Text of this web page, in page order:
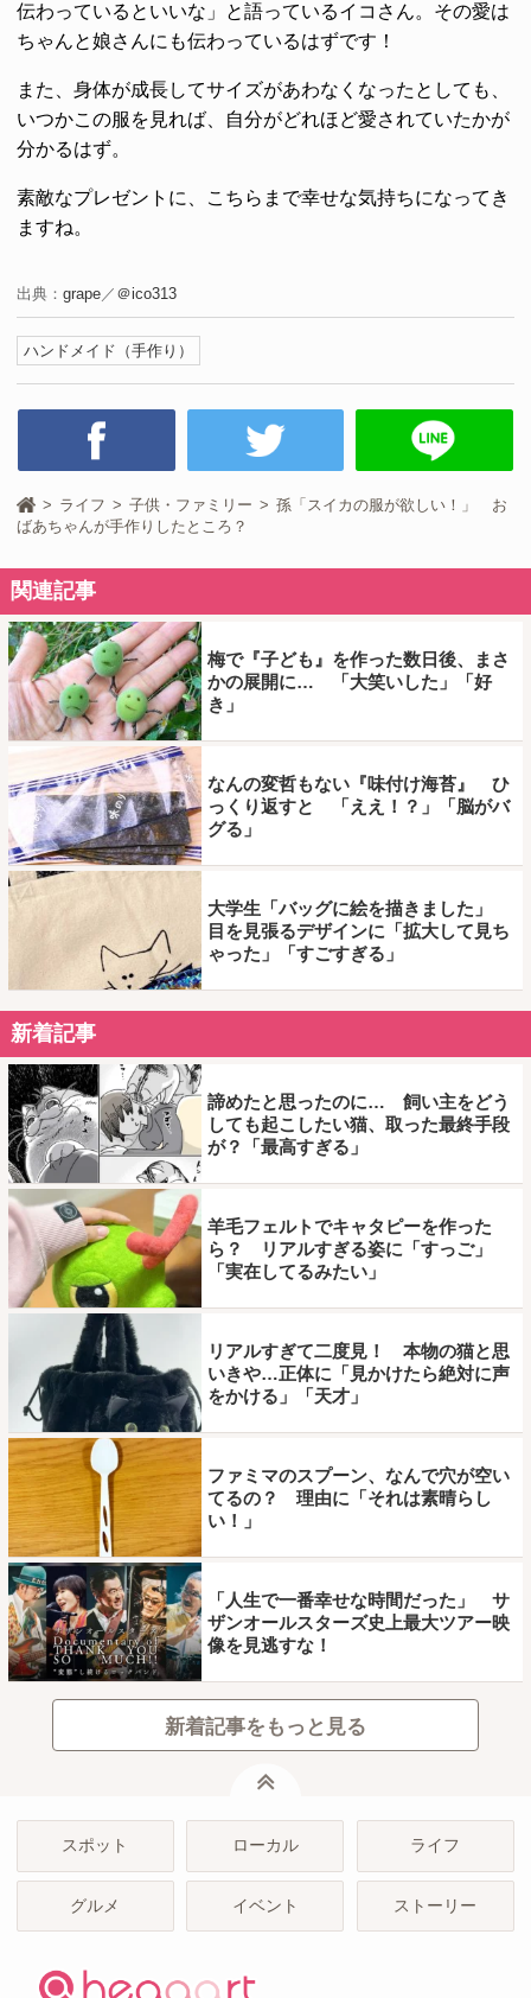
伝わっているといいな」と語っているイコさん。その愛は
ちゃんと娘さんにも伝わっているはずです！
また、身体が成長してサイズがあわなくなったとしても、
いつかこの服を見れば、自分がどれほど愛されていたかが
分かるはず。
素敵なプレゼントに、こちらまで幸せな気持ちになってき
ますね。
出典： grape／ ＠ico313
ハンドメイド（手作り）
ライフ 子供・ファミリー
孫「スイカの服が欲しい！」 お
ばあちゃんが手作りしたところ？
関連記事
梅で『子ども』を作った数日後、まさ
かの展開に… 「大笑いした」「好
き」
なんの変哲もない『味付け海苔』 ひ
っくり返すと 「ええ！？」「脳がバ
グる」
大学生「バッグに絵を描きました」
目を見張るデザインに「拡大して見ち
ゃった」「すごすぎる」
新着記事
諦めたと思ったのに… 飼い主をどう
しても起こしたい猫、取った最終手段
が？「最高すぎる」
羊毛フェルトでキャタピーを作った
ら？ リアルすぎる姿に「すっご」
「実在してるみたい」
リアルすぎて二度見！ 本物の猫と思
いきや…正体に「見かけたら絶対に声
をかける」「天才」
ファミマのスプーン、なんで穴が空い
てるの？ 理由に「それは素晴らし
い！」
「人生で一番幸せな時間だった」 サ
ザンオールスターズ史上最大ツアー映
像を見逃すな！
新着記事をもっと見る
スポット ローカル ライフ
グルメ イベント ストーリー